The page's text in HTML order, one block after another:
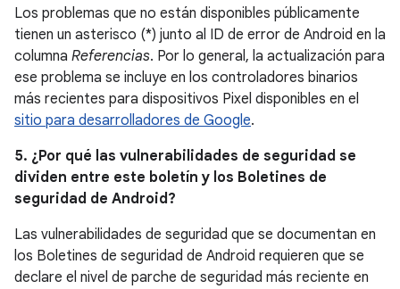
Los problemas que no están disponibles públicamente
tienen un asterisco (*) junto al ID de error de Android en la
columna Referencias. Por lo general, la actualización para
ese problema se incluye en los controladores binarios
más recientes para dispositivos Pixel disponibles en el
sitio para desarrolladores de Google.
5. ¿Por qué las vulnerabilidades de seguridad se
dividen entre este boletín y los Boletines de
seguridad de Android?
Las vulnerabilidades de seguridad que se documentan en
los Boletines de seguridad de Android requieren que se
declare el nivel de parche de seguridad más reciente en